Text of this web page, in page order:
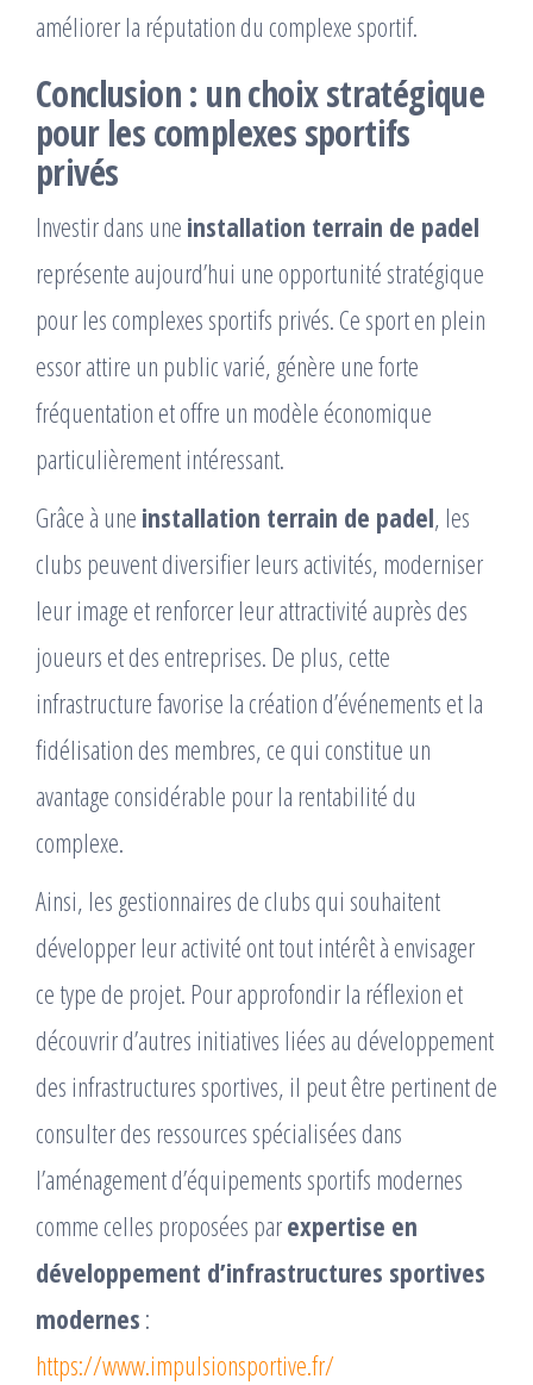
améliorer la réputation du complexe sportif.
Conclusion : un choix stratégique
pour les complexes sportifs
privés
Investir dans une installation terrain de padel
représente aujourd’hui une opportunité stratégique
pour les complexes sportifs privés. Ce sport en plein
essor attire un public varié, génère une forte
fréquentation et offre un modèle économique
particulièrement intéressant.
Grâce à une installation terrain de padel, les
clubs peuvent diversifier leurs activités, moderniser
leur image et renforcer leur attractivité auprès des
joueurs et des entreprises. De plus, cette
infrastructure favorise la création d’événements et la
fidélisation des membres, ce qui constitue un
avantage considérable pour la rentabilité du
complexe.
Ainsi, les gestionnaires de clubs qui souhaitent
développer leur activité ont tout intérêt à envisager
ce type de projet. Pour approfondir la réflexion et
découvrir d’autres initiatives liées au développement
des infrastructures sportives, il peut être pertinent de
consulter des ressources spécialisées dans
l’aménagement d’équipements sportifs modernes
comme celles proposées parexpertise en
développement d’infrastructures sportives
modernes :
https://www.impulsionsportive.fr/